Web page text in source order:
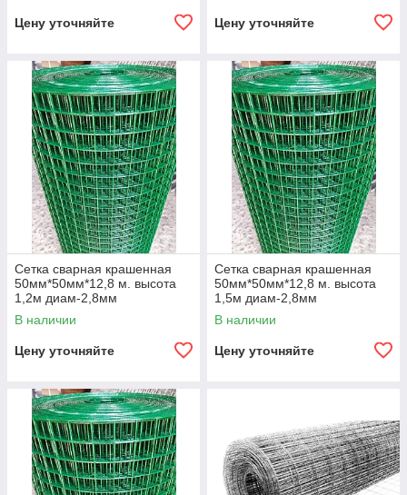
Цену уточняйте Цену уточняйте
Сетка сварная крашенная
50мм*50мм*12,8 м. высота
1,2м диам-2,8мм
В наличии
Цену уточняйте
Сетка сварная крашенная
50мм*50мм*12,8 м. высота
1,5м диам-2,8мм
В наличии
Цену уточняйте